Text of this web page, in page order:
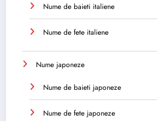
Nume de baieti italiene
Nume de fete italiene
Nume japoneze
Nume de baieti japoneze
Nume de fete japoneze